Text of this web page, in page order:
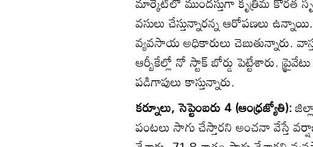
వసులు చేస్తున్నారన్న ఆరోపణలు
వ్యవసాయ అధికారులు చెబుతున్నారు.
ఆర్బీకేల్లో నో స్టాక్‌ బోర్డు పెట్టేశారు.
పడిగాపులు కాస్తున్నారు.
కర్నూలు, సెప్టెంబరు 4 (ఆంధ్రజ్యోతి):
పంటలు సాగు చేస్తారని అంచనా వేస్తే